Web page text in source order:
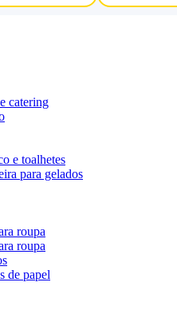
catering
e toalhetes
para gelados
roupa
roupa
de papel